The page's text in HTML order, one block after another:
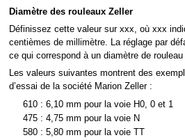
Diamètre des rouleaux Zeller
Définissez cette valeur sur xxx, où xxx
centièmes de millimètre. La réglage par
ce qui correspond à un diamètre de
Les valeurs suivantes montrent des
d’essai de la société Marion Zeller :
610 : 6,10 mm pour la voie H0, 0 et 1
475 : 4,75 mm pour la voie N
580 : 5,80 mm pour la voie TT